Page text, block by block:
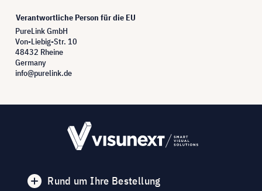
Verantwortliche Person für die EU
PureLink GmbH
Von-Liebig-Str. 10
48432 Rheine
Germany
info@purelink.de
Rund um Ihre Bestellung